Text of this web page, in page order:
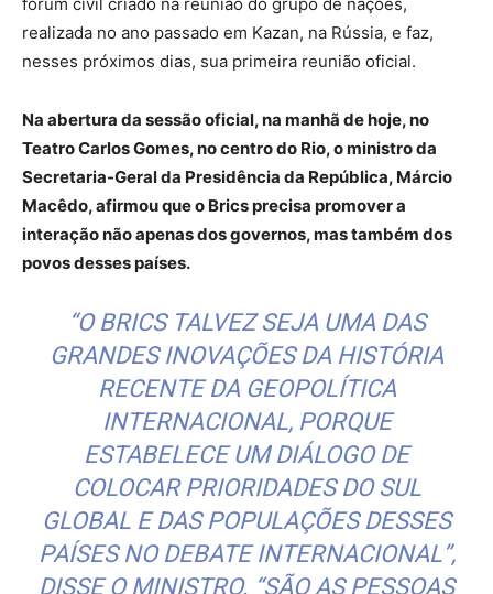
fórum civil criado na reunião do grupo de nações,
realizada no ano passado em Kazan, na Rússia, e faz,
nesses próximos dias, sua primeira reunião oficial.
Na abertura da sessão oficial, na manhã de hoje, no
Teatro Carlos Gomes, no centro do Rio, o ministro da
Secretaria-Geral da Presidência da República, Márcio
Macêdo, afirmou que o Brics precisa promover a
interação não apenas dos governos, mas também dos
povos desses países.
“O BRICS TALVEZ SEJA UMA DAS
GRANDES INOVAÇÕES DA HISTÓRIA
RECENTE DA GEOPOLÍTICA
INTERNACIONAL, PORQUE
ESTABELECE UM DIÁLOGO DE
COLOCAR PRIORIDADES DO SUL
GLOBAL E DAS POPULAÇÕES DESSES
PAÍSES NO DEBATE INTERNACIONAL”,
DISSE O MINISTRO. “SÃO AS PESSOAS